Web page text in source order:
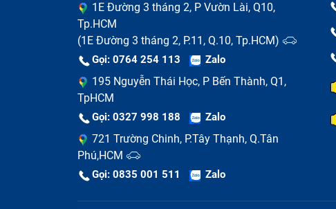
Tư vấn miễn phí cho
Nhân viên xem xét tình trạng hư hỏng
Sau khi khách hàng mang máy tới trung tâm thì
kiểm tra, xem xét tình trạng hư hỏng mainboard
Khách hàng đồng ý phương án sửa chữa
Nếu khách hàng đồng ý với phương án khắc
1E Đường 3 tháng 2, P Vườn Lài, Q10,
Tp.HCM
(1E Đường 3 tháng 2, P.11, Q.10, Tp.HCM)
Gọi: 0764 254 113 Zalo
195 Nguyễn Thái Học, P Bến Thành, Q1,
TpHCM
Gọi: 0327 998 188 Zalo
721 Trường Chinh, P.Tây Thạnh, Q.Tân
Phú,HCM
Gọi: 0835 001 511 Zalo